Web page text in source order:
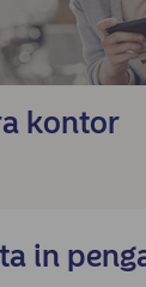
kontor
in